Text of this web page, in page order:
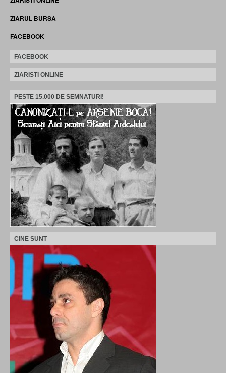
ZIARUL BURSA
FACEBOOK
FACEBOOK
ZIARISTI ONLINE
PESTE 15.000 DE SEMNATURI!
CINE SUNT